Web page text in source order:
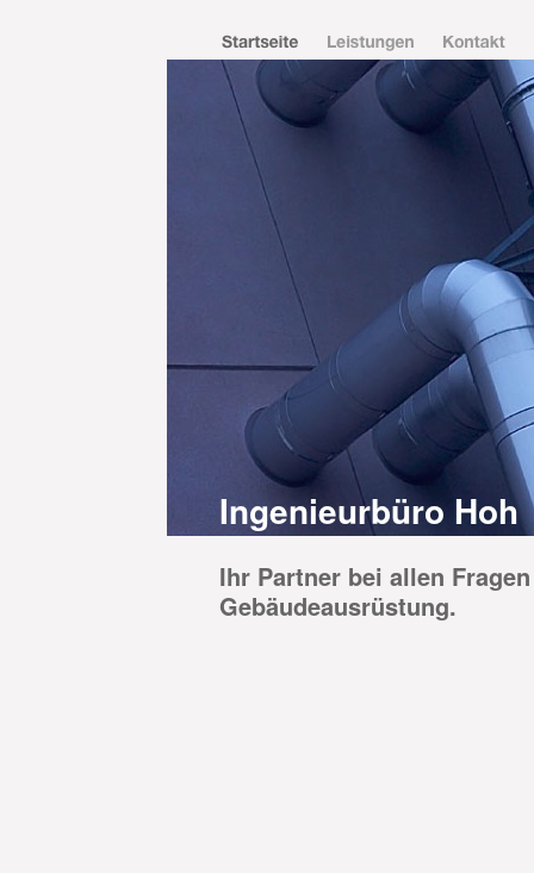
Ihr Partner bei allen
Gebäudeausrüstung.
Ingenieurbüro Hoh